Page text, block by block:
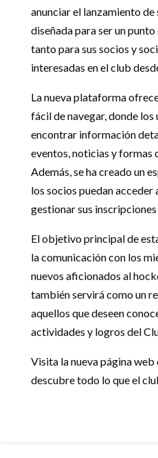
anunciar el lanzamiento de
diseñada para ser un
tanto para sus socios y
interesadas en el club
La nueva plataforma
fácil de navegar, donde los
encontrar información
eventos, noticias y formas
Además, se ha creado un
los socios puedan
gestionar sus
El objetivo principal de
la comunicación con los
nuevos aficionados al
también servirá como un
aquellos que deseen
actividades y logros del
Visita la nueva página web
descubre todo lo que el